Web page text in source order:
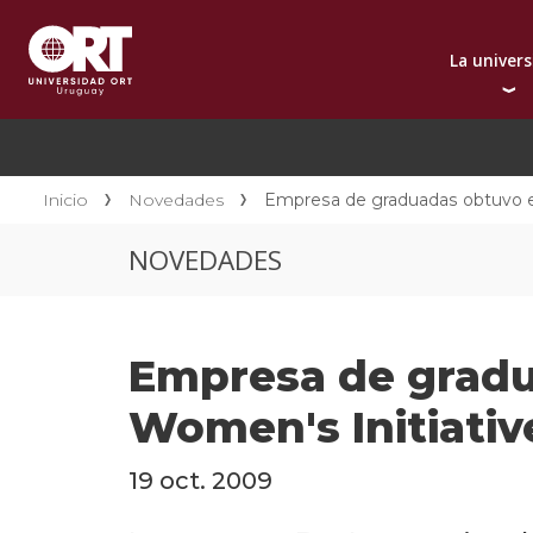
La
Presentación
Reconocimientos
Contacto
Inicio Novedades Empresa de graduadas obtuvo
NOVEDADES
Empresa de
Women's
19 oct. 2009